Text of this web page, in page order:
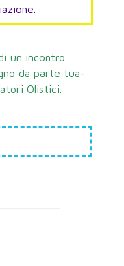
un incontro
da parte tua-
Olistici.